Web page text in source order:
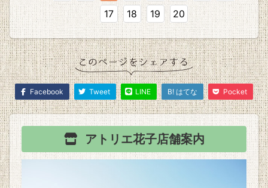
17
18 19 20
Facebook Tweet LINE B! はてな Pocket
アトリエ花子店舗案内